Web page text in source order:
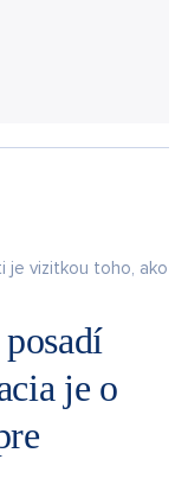
je vizitkou toho, ako
je o